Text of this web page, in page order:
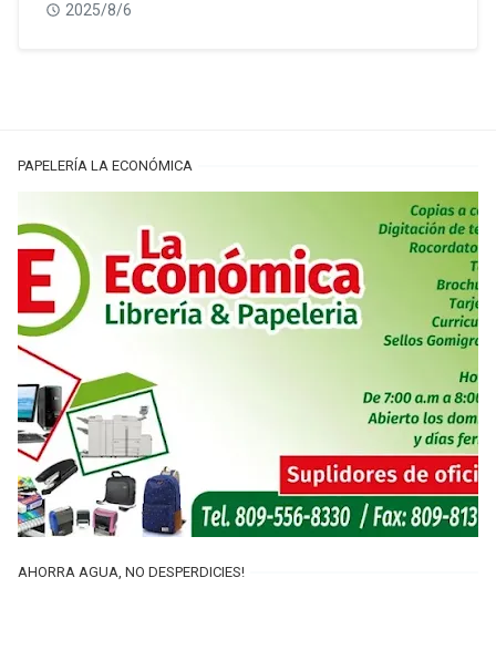
2025/8/6
PAPELERÍA LA ECONÓMICA
AHORRA AGUA, NO DESPERDICIES!